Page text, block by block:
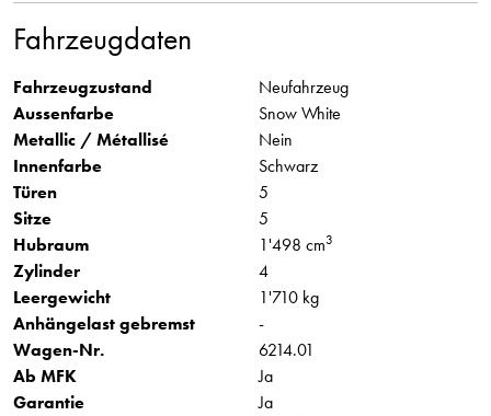
Fahrzeugdaten
Fahrzeugzustand
Neufahrzeug
Aussenfarbe
Snow White
Metallic / Métallisé
Nein
Innenfarbe
Schwarz
Türen
5
Sitze
5
Hubraum
1'498 cm3
Zylinder
4
Leergewicht
1'710 kg
Anhängelast gebremst
-
Wagen-Nr.
6214.01
Ab MFK
Ja
Garantie
Ja